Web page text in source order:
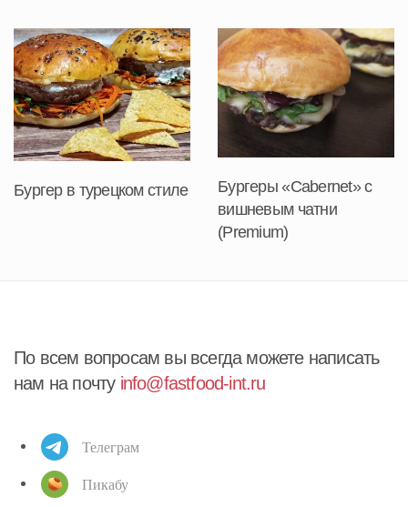
Бургер в турецком стиле
Бургеры «Cabernet» с
вишневым чатни
(Premium)
По всем вопросам вы всегда можете написать
нам на почту info@fastfood-int.ru
Телеграм
Пикабу